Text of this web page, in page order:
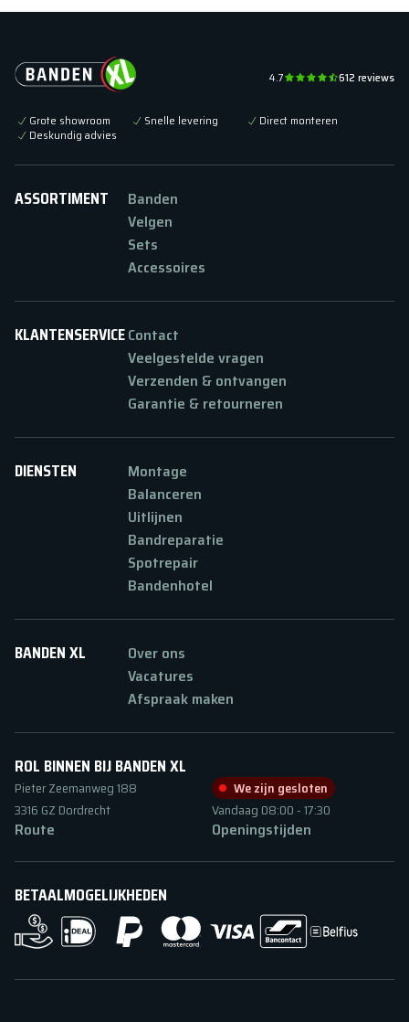
4.7 612 reviews
Grote showroom Snelle levering
Direct monteren
Deskundig advies
ASSORTIMENT
Banden
Velgen
Sets
Accessoires
KLANTENSERVICEContact
Veelgestelde vragen
Verzenden & ontvangen
Garantie & retourneren
DIENSTEN
Montage
Balanceren
Uitlijnen
Bandreparatie
Spotrepair
Bandenhotel
BANDEN XL
Over ons
Vacatures
Afspraak maken
ROL BINNEN BIJ BANDEN XL
Pieter Zeemanweg188
3316 GZ Dordrecht
Route
We zijn gesloten
Vandaag 08:00 -17:30
Openingstijden
BETAALMOGELIJKHEDEN